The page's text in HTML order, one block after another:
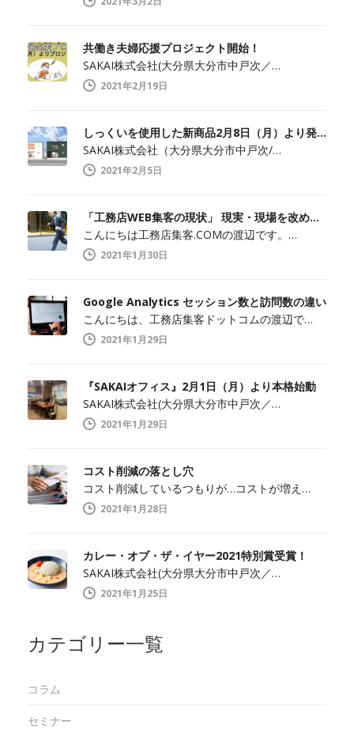
共働き夫婦応援プロジェクト開始！
SAKAI株式会社(大分県大分市中戸次／…
2021年2月19日
しっくいを使用した新商品2月8日（月）より発売開始
SAKAI株式会社（大分県大分市中戸次/…
2021年2月5日
「工務店WEB集客の現状」 現実・現場を改めて知ること
こんにちは工務店集客.COMの渡辺です。…
2021年1月30日
Google Analytics セッション数と訪問数の違い
こんにちは、工務店集客ドットコムの渡辺で…
2021年1月29日
『SAKAIオフィス』2月1日（月）より本格始動
SAKAI株式会社(大分県大分市中戸次／…
2021年1月29日
コスト削減の落とし穴
コスト削減しているつもりが…コストが増え…
2021年1月28日
カレー・オブ・ザ・イヤー2021特別賞受賞！
SAKAI株式会社(大分県大分市中戸次／…
2021年1月25日
カテゴリー一覧
コラム
セミナー